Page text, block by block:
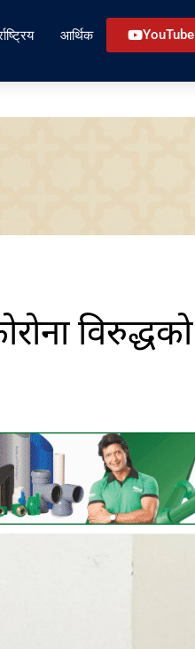
आर्थिक YouTube
विरुद्धको